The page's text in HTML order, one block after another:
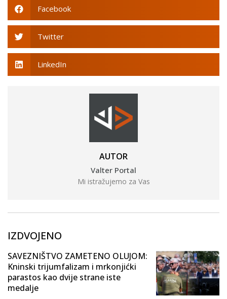
Facebook
Twitter
LinkedIn
AUTOR
Valter Portal
Mi istražujemo za Vas
IZDVOJENO
SAVEZNIŠTVO ZAMETENO OLUJOM:
Kninski trijumfalizam i mrkonjićki
parastos kao dvije strane iste
medalje